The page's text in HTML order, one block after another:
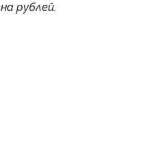
рублей.